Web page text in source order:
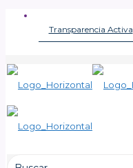
Transparencia Activa